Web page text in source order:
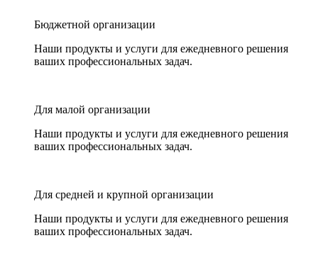
Бюджетной организации
Наши продукты и услуги для ежедневного решения
ваших профессиональных задач.
Для малой организации
Наши продукты и услуги для ежедневного решения
ваших профессиональных задач.
Для средней и крупной организации
Наши продукты и услуги для ежедневного решения
ваших профессиональных задач.